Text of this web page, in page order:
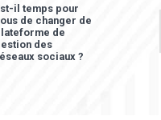
il temps pour
de changer de
de
des
sociaux ?